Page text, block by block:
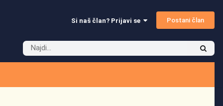
Si naš član? Prijavi se Postani član